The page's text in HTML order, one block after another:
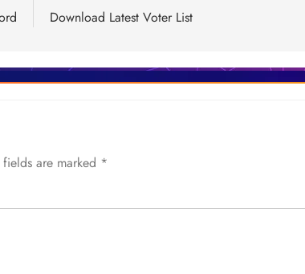
Download Latest Voter List
are marked *